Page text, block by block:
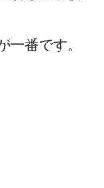
一番です。